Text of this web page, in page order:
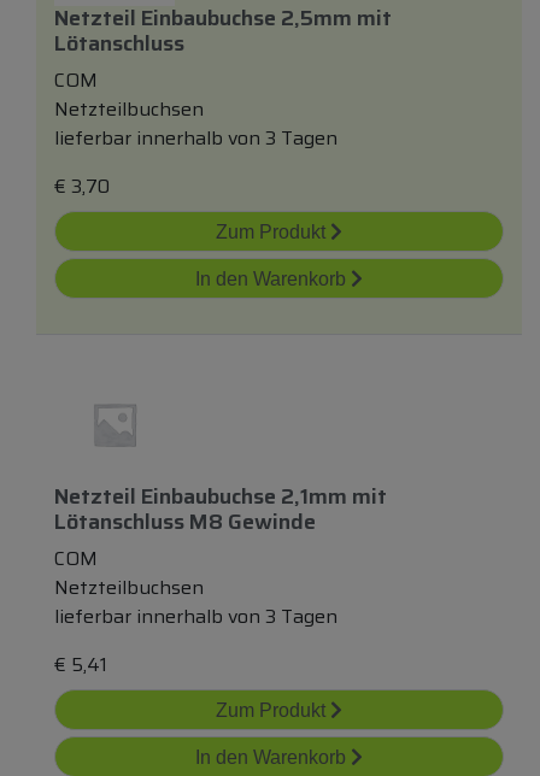
Netzteil Einbaubuchse 2,5mm mit
Lötanschluss
COM
Netzteilbuchsen
lieferbar innerhalb von 3 Tagen
€ 3,70
Zum Produkt
In den Warenkorb
Netzteil Einbaubuchse 2,1mm mit
Lötanschluss M8 Gewinde
COM
Netzteilbuchsen
lieferbar innerhalb von 3 Tagen
€ 5,41
Zum Produkt
In den Warenkorb